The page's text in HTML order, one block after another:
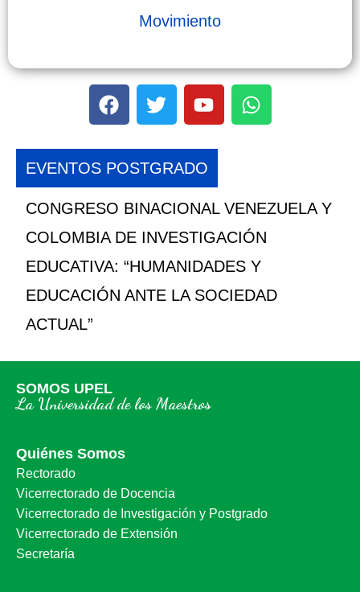
Movimiento
EVENTOS POSTGRADO
CONGRESO BINACIONAL VENEZUELA Y
COLOMBIA DE INVESTIGACIÓN
EDUCATIVA: “HUMANIDADES Y
EDUCACIÓN ANTE LA SOCIEDAD
ACTUAL”
SOMOS UPEL
La Universidad de los Maestros
Quiénes Somos
Rectorado
Vicerrectorado de Docencia
Vicerrectorado de Investigación y Postgrado
Vicerrectorado de Extensión
Secretaría